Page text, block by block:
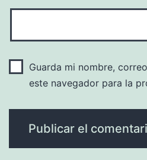
Guarda mi nombre,
este navegador para la